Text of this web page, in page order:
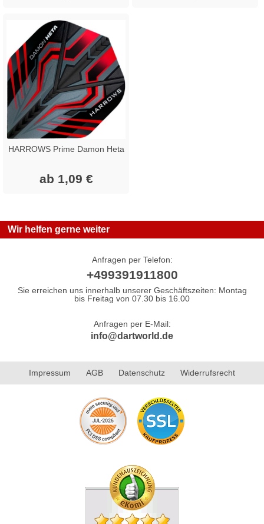
HARROWS Prime Damon Heta
ab 1,09 €
Wir helfen gerne weiter
Anfragen per Telefon:
+499391911800
Sie erreichen uns innerhalb unserer Geschäftszeiten: Montag
bis Freitag von 07.30 bis 16.00
Anfragen per E-Mail:
info@dartworld.de
Impressum AGB Datenschutz Widerrufsrecht